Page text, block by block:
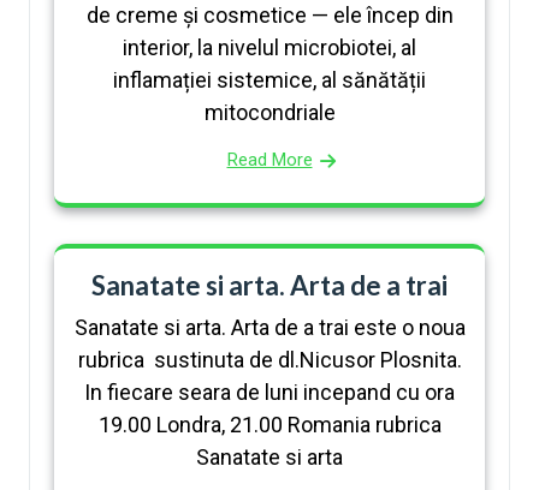
de creme și cosmetice — ele încep din
interior, la nivelul microbiotei, al
inflamației sistemice, al sănătății
mitocondriale
Read More
Sanatate si arta. Arta de a trai
Sanatate si arta. Arta de a trai este o noua
rubrica sustinuta de dl.Nicusor Plosnita.
In fiecare seara de luni incepand cu ora
19.00 Londra, 21.00 Romania rubrica
Sanatate si arta